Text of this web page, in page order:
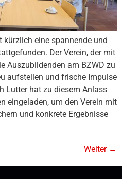
eine spannende und
Der Verein, der mit
Auszubildenden am BZWD zu
aufstellen und frische Impulse
Lutter hat zu diesem Anlass
eingeladen, um den Verein mit
und konkrete Ergebnisse
Weiter →